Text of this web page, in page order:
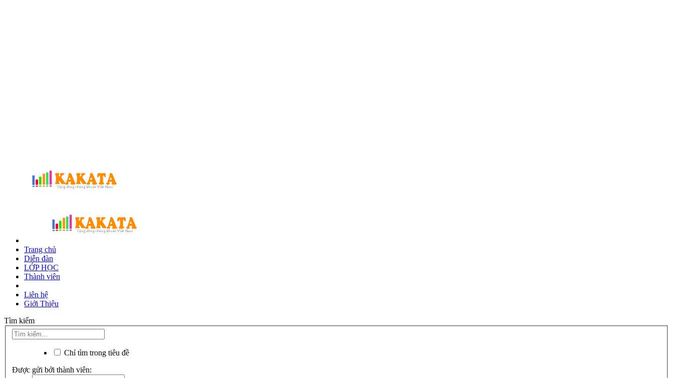
Trang chủ
Diễn đàn
LỚP HỌC
Thành viên
Liên hệ
Giới Thiệu
Tìm kiếm
Chỉ tìm trong tiêu đề
Được gửi bởi thành viên: